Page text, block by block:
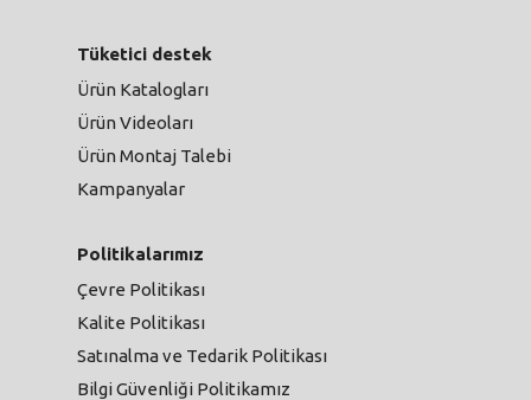
Tüketici destek
Ürün Katalogları
Ürün Videoları
Ürün Montaj Talebi
Kampanyalar
Politikalarımız
Çevre Politikası
Kalite Politikası
Satınalma ve Tedarik Politikası
Bilgi Güvenliği Politikamız